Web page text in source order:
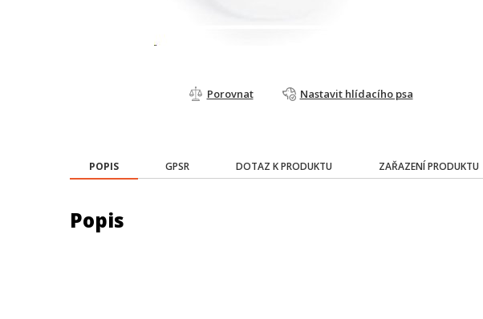
Porovnat Nastavit hlídacího psa
POPIS GPSR DOTAZ K PRODUKTU ZAŘAZENÍ PRODUKTU
Popis